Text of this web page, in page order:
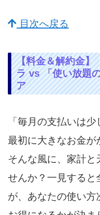
目次へ戻る
【料金＆解約金】
ラ vs 「使い放題
ア
「毎月の支払いは
最初に大きなお金が
そんな風に、家計と
せんか？一見すると
が、あなたの使い方